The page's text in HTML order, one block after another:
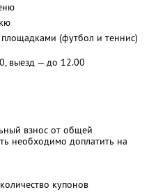
(футбол и теннис)
выезд — до 12.00
взнос от общей
необходимо доплатить на
купонов